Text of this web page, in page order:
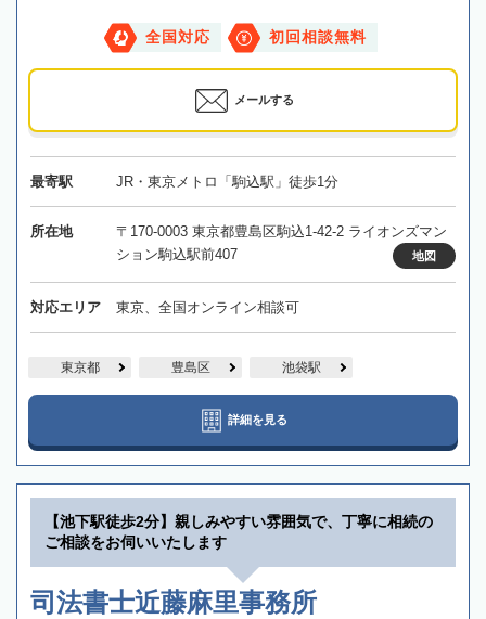
全国対応 初回相談無料
メールする
最寄駅 JR・東京メトロ「駒込駅」徒歩1分
所在地
〒170-0003 東京都豊島区駒込1-42-2 ライオンズマン
ション駒込駅前407
地図
対応エリア 東京、全国オンライン相談可
東京都 豊島区 池袋駅
詳細を見る
【池下駅徒歩2分】親しみやすい雰囲気で、丁寧に相続の
ご相談をお伺いいたします
司法書士近藤麻里事務所